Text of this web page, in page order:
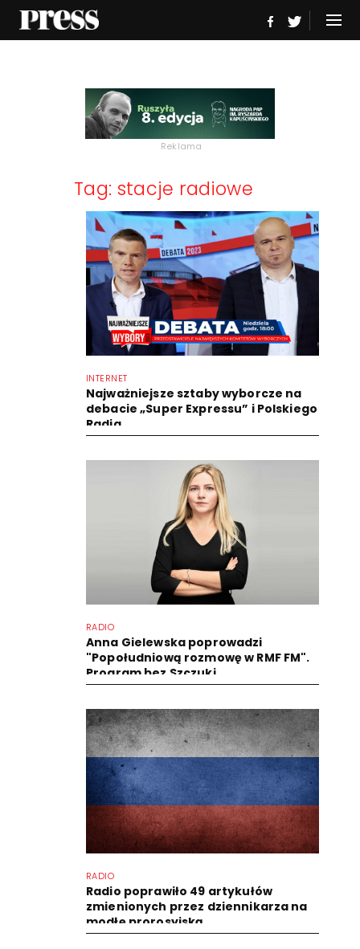
Reklama
Tag: stacje radiowe
INTERNET
Najważniejsze sztaby wyborcze na
debacie „Super Expressu” i Polskiego
Radia
RADIO
Anna Gielewska poprowadzi
"Popołudniową rozmowę w RMF FM".
Program bez Szczuki
RADIO
Radio poprawiło 49 artykułów
zmienionych przez dziennikarza na
modłę prorosyjską